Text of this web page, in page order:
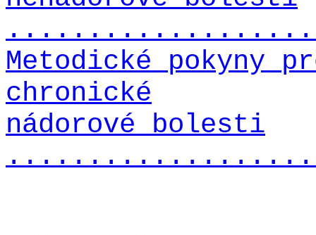
Metodické pokyny
chronické
nádorové bolesti